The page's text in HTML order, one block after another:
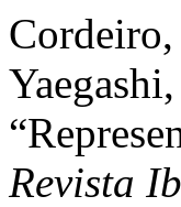
Revista